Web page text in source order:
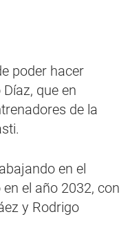
poder hacer
que en
de la
en el
el año 2032, con
y Rodrigo